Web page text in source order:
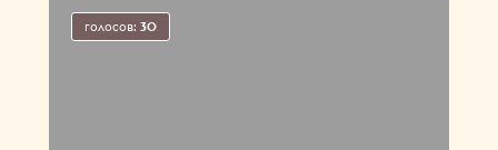
голосов: 30